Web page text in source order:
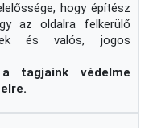
hogy építész
az oldalra felkerülő
és valós, jogos
tagjaink védelme